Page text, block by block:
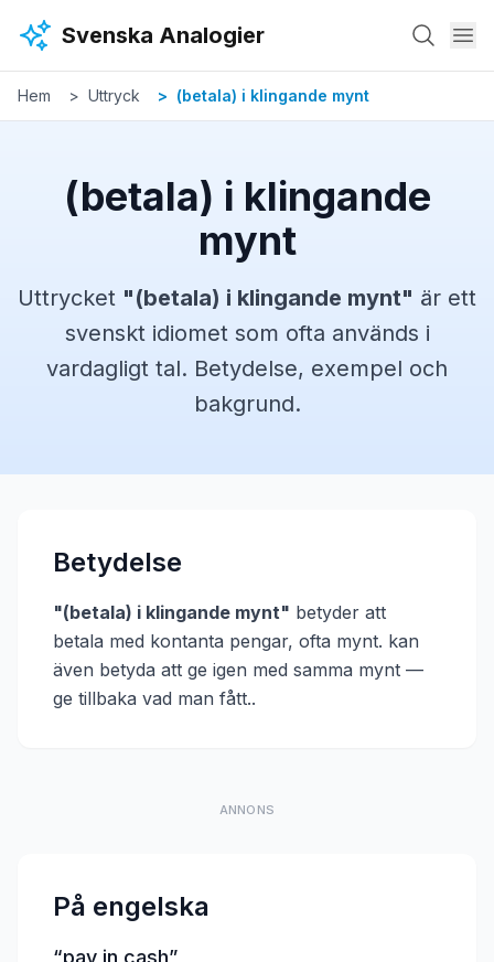
Svenska Analogier
Hem Uttryck (betala) i klingande mynt
(betala) i klingande
mynt
Uttrycket "(betala) i klingande mynt" är ett
svenskt idiomet som ofta används i
vardagligt tal. Betydelse, exempel och
bakgrund.
Betydelse
"(betala) i klingande mynt" betyder att
betala med kontanta pengar, ofta mynt. kan
även betyda att ge igen med samma mynt —
ge tillbaka vad man fått..
ANNONS
På engelska
“pay in cash”